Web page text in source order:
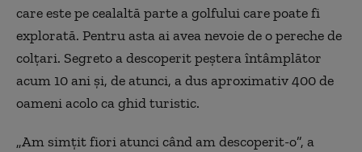
care este pe cealaltă parte a golfului care poate fi
explorată. Pentru asta ai avea nevoie de o pereche de
colțari. Segreto a descoperit peștera întâmplător
acum 10 ani și, de atunci, a dus aproximativ 400 de
oameni acolo ca ghid turistic.
„Am simțit fiori atunci când am descoperit-o”, a